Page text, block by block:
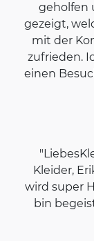
geholfen
gezeigt,
mit der
zufrieden.
einen
Kleider,
wird super
bin